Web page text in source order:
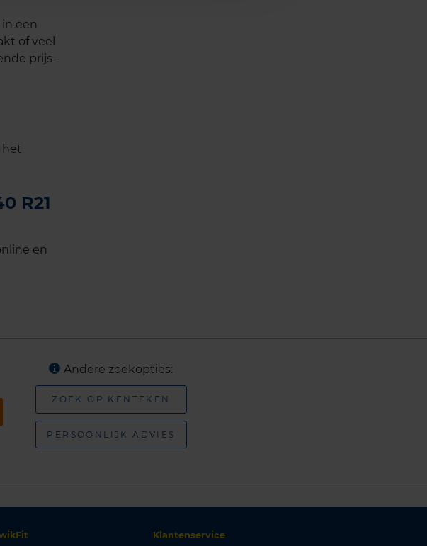
een
of veel
prijs-
het
R21
en
Andere zoekopties:
ZOEK OP KENTEKEN
PERSOONLIJK ADVIES
Klantenservice